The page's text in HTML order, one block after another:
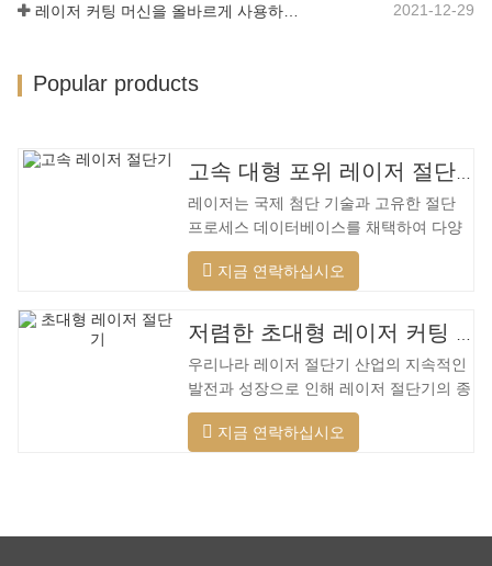
레이저 커팅 머신을 올바르게 사용하는 방법? 2021-12-29
Popular products
고속 대형 포위 레이저 절단기
레이저는 국제 첨단 기술과 고유한 절단
프로세스 데이터베이스를 채택하여 다양
한 재료에 대해 다양한 지능형 절단을 수
행하고, 절단 표면을 최적화하고, 더 넓은
나은 품질 및 더 낮은 비용을 적용할 수 있
습니다. 저전력에서 고출력 레이저 범위까
지. 레이저 헤드는 자동으로 장애물을 피
할 수 있습니다. 레이저 헤드는 높은 동적
반응을 수행하고 장애물을 사전에 예측하
며 레이저 헤드를 최대한 보호할 수 있습
지금 연락하십시오
저렴한 초대형 레이저 커팅 머신
우리나라 레이저 절단기 산업의 지속적인
발전과 성장으로 인해 레이저 절단기의 종
류가 점점 더 많아지고 있으며 레이저 절
단기의 모델이 지속적으로 풍부해지고 있
개발 및 생산에서 큰 진전이 이루어졌습니
지금 연락하십시오